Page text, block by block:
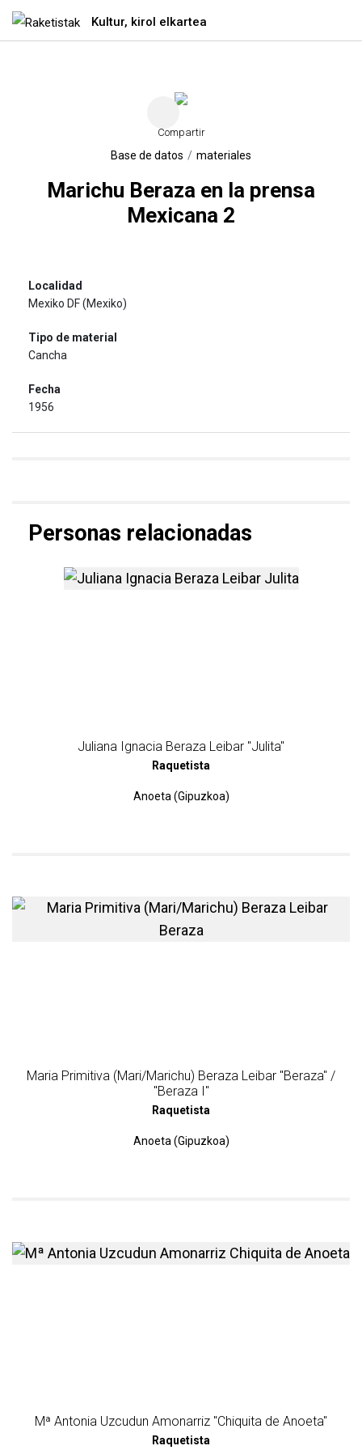
Ir directamente al contenido
Kultur, kirol elkartea
Compartir
Base de datos materiales
Marichu Beraza en la prensa
Mexicana 2
Mexiko DF (Mexiko)
Cancha
1956
Personas relacionadas
Juliana Ignacia Beraza Leibar "Julita"
Raquetista
Anoeta (Gipuzkoa)
más información sobre
Maria Primitiva (Mari/Marichu) Beraza Leibar "Beraza" /
"Beraza I"
Raquetista
Anoeta (Gipuzkoa)
más información sobre
Mª Antonia Uzcudun Amonarriz "Chiquita de Anoeta"
Raquetista
más información sobre Mª